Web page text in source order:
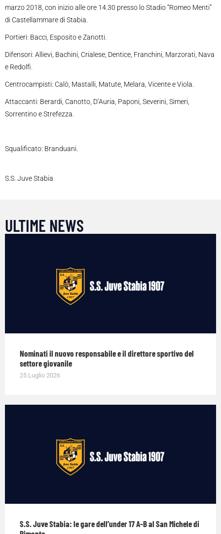
marzo 2018, con inizio alle ore 14.30 presso lo Stadio “Romeo Menti”
di Castellammare di Stabia.
Portieri: Bacci, Esposito e Zanotti.
Difensori: Allievi, Bachini, Crialese, Dentice, Franchini, Marzorati, Nava
e Redolfi.
Centrocampisti: Calò, Mastalli, Matute, Melara, Vicente e Viola.
Attaccanti: Berardi, Canotto, D’Auria, Paponi, Severini, Simeri,
Sorrentino e Strefezza.
Squalificato: Branduani.
S.S. Juve Stabia
ULTIME NEWS
Nominati il nuovo responsabile e il direttore sportivo del
settore giovanile
25 Luglio 2026
S.S. Juve Stabia: le gare dell’under 17 A-B al San Michele di